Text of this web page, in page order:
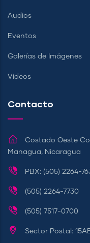
Audios
Eventos
Galerías de Imágenes
Videos
Contacto
Costado Oeste
Managua, Nicaragua
PBX: (505) 2264-
(505) 2264-7730
(505) 7517-0700
Sector Postal: